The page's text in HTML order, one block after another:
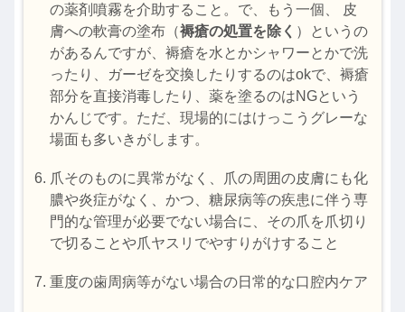
の薬剤噴霧を介助すること。で、もう一個、 皮
膚への軟膏の塗布（褥瘡の処置を除く ）というの
があるんですが、褥瘡を水とかシャワーとかで洗
ったり、ガーゼを交換したりするのはokで、褥瘡
部分を直接消毒したり、薬を塗るのはNGという
かんじです。ただ、現場的にはけっこうグレーな
場面も多いきがします。
爪そのものに異常がなく、爪の周囲の皮膚にも化
膿や炎症がなく、かつ、糖尿病等の疾患に伴う専
門的な管理が必要でない場合に、その爪を爪切り
で切ることや爪ヤスリでやすりがけすること
重度の歯周病等がない場合の日常的な口腔内ケア